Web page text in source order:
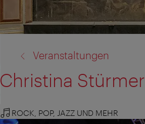
Veranstaltungen
Christina Stürmer
ROCK, POP, JAZZ UND MEHR